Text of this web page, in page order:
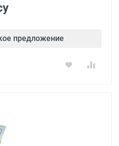
предложение